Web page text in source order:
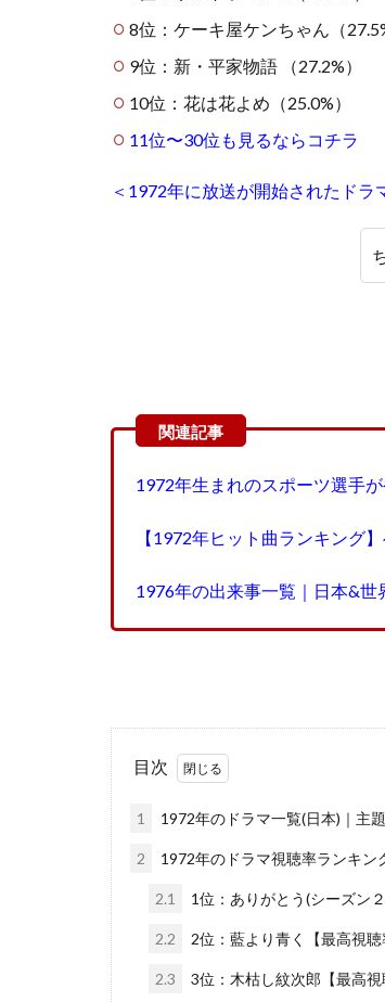
8位：ケーキ屋ケンちゃん（
9位：新・平家物語 （27.2%）
10位：花は花よめ（25.0%）
11位〜30位も見るならコチラ
＜1972年に放送が開始されたドラ
1972年生まれのスポーツ選手
【1972年ヒット曲ランキング
1976年の出来事一覧｜日本&世
目次
1 1972年のドラマ一覧(日本)｜主
2 1972年のドラマ視聴率ランキン
2.1 1位：ありがとう(シーズン
2.2 2位：藍より青く【最高視聴
2.3 3位：木枯し紋次郎【最高視